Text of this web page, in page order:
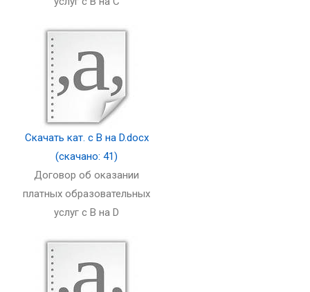
Скачать кат. с В на D.docx
(скачано: 41)
Договор об оказании
платных образовательных
услуг с B на D